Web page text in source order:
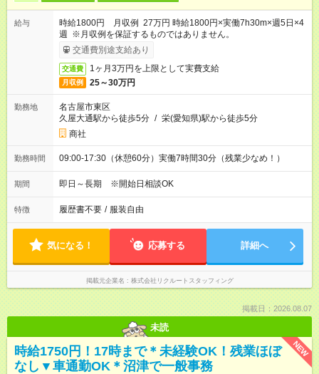
給与
時給1800円 月収例 27万円 時給1800円×実働7h30m×週5日×4
週 ※月収例を保証するものではありません。
交通費別途支給あり
交通費 1ヶ月3万円を上限として実費支給
月収例 25～30万円
勤務地
名古屋市東区
久屋大通駅から徒歩5分 / 栄(愛知県)駅から徒歩5分
商社
勤務時間 09:00-17:30（休憩60分）実働7時間30分（残業少なめ！）
期間 即日～長期 ※開始日相談OK
特徴 履歴書不要 / 服装自由
気になる！ 応募する 詳細へ
掲載元企業名 株式会社リクルートスタッフィング
掲載日：2026.08.07
未読
NEW
時給1750円！17時まで＊未経験OK！残業ほぼ
なし▼車通勤OK＊沼津で一般事務